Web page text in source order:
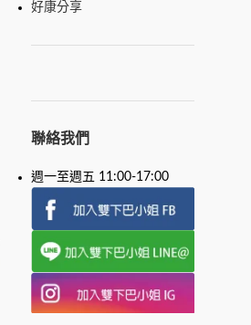
好康分享
聯絡我們
週一至週五 11:00-17:00